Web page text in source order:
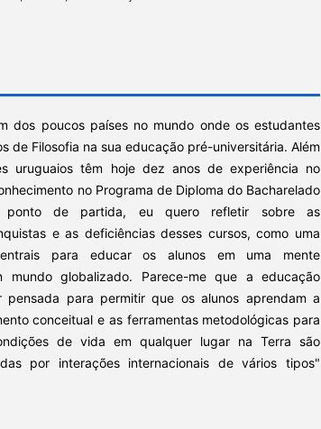
dos poucos países no mundo onde os estudantes
de Filosofia na sua educação pré-universitária. Além
uruguaios têm hoje dez anos de experiência no
no Programa de Diploma do Bacharelado
ponto de partida, eu quero refletir sobre as
e as deficiências desses cursos, como uma
para educar os alunos em uma mente
mundo globalizado. Parece-me que a educação
pensada para permitir que os alunos aprendam a
conceitual e as ferramentas metodológicas para
de vida em qualquer lugar na Terra são
por interações internacionais de vários tipos"